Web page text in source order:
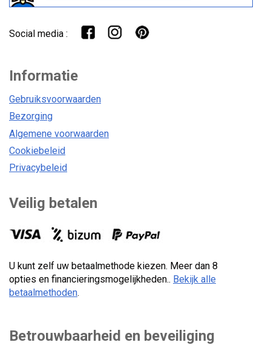
Social media :
Informatie
Gebruiksvoorwaarden
Bezorging
Algemene voorwaarden
Cookiebeleid
Privacybeleid
Veilig betalen
U kunt zelf uw betaalmethode kiezen. Meer dan 8
opties en financieringsmogelijkheden.. Bekijk alle
betaalmethoden.
Betrouwbaarheid en beveiliging